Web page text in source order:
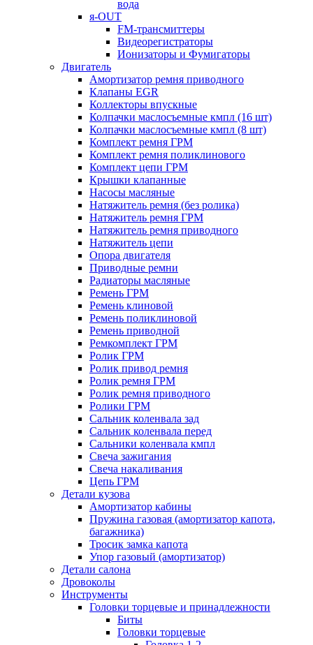
вода
я-OUT
FM-трансмиттеры
Видеорегистраторы
Ионизаторы и Фумигаторы
Двигатель
Амортизатор ремня приводного
Клапаны EGR
Коллекторы впускные
Колпачки маслосъемные кмпл (16 шт)
Колпачки маслосъемные кмпл (8 шт)
Комплект ремня ГРМ
Комплект ремня поликлинового
Комплект цепи ГРМ
Крышки клапанные
Насосы масляные
Натяжитель ремня (без ролика)
Натяжитель ремня ГРМ
Натяжитель ремня приводного
Натяжитель цепи
Опора двигателя
Приводные ремни
Радиаторы масляные
Ремень ГРМ
Ремень клиновой
Ремень поликлиновой
Ремень приводной
Ремкомплект ГРМ
Ролик ГРМ
Ролик привод ремня
Ролик ремня ГРМ
Ролик ремня приводного
Ролики ГРМ
Сальник коленвала зад
Сальник коленвала перед
Сальники коленвала кмпл
Свеча зажигания
Свеча накаливания
Цепь ГРМ
Детали кузова
Амортизатор кабины
Пружина газовая (амортизатор капота,
багажника)
Тросик замка капота
Упор газовый (амортизатор)
Детали салона
Дровоколы
Инструменты
Головки торцевые и принадлежности
Биты
Головки торцевые